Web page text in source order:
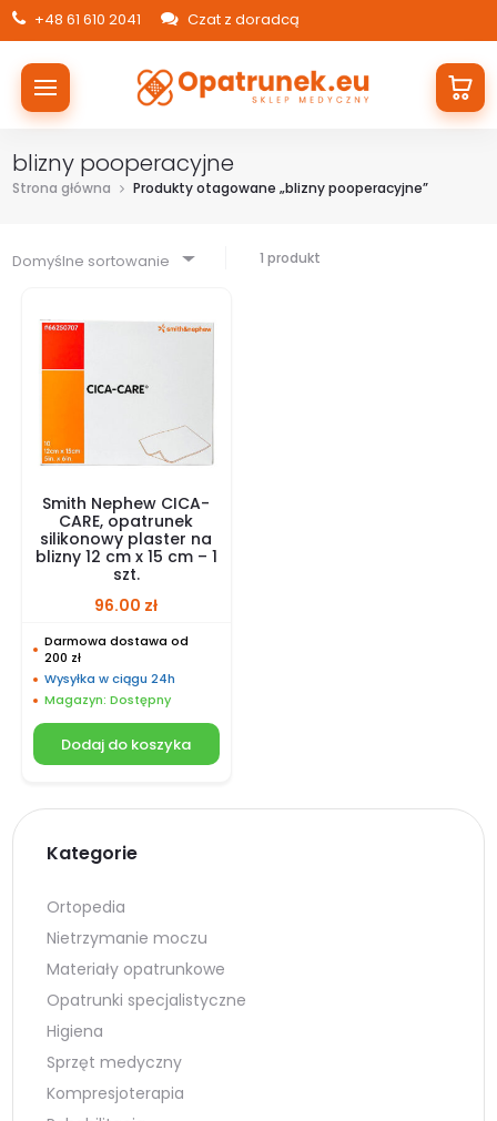
+48 61 610 2041 Czat z doradcą
blizny pooperacyjne
Strona główna Produkty otagowane „blizny pooperacyjne”
Domyślne sortowanie 1 produkt
Smith Nephew CICA-
CARE, opatrunek
silikonowy plaster na
blizny 12 cm x 15 cm – 1
szt.
96.00 zł
Darmowa dostawa od
200 zł
Wysyłka w ciągu 24h
Magazyn: Dostępny
Dodaj do koszyka
Kategorie
Ortopedia
Nietrzymanie moczu
Materiały opatrunkowe
Opatrunki specjalistyczne
Higiena
Sprzęt medyczny
Kompresjoterapia